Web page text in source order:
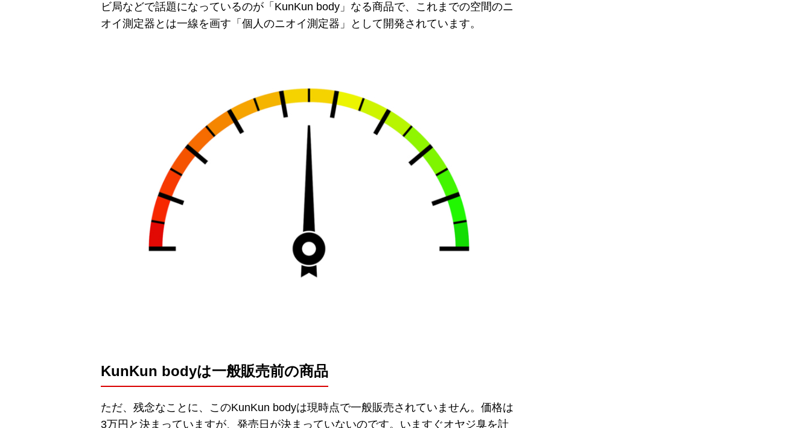
ビ局などで話題になっているのが「KunKun body」なる商品で、これまでの空間のニ
オイ測定器とは一線を画す「個人のニオイ測定器」として開発されています。
KunKun bodyは一般販売前の商品
ただ、残念なことに、このKunKun bodyは現時点で一般販売されていません。価格は
3万円と決まっていますが、発売日が決まっていないのです。いますぐオヤジ臭を計